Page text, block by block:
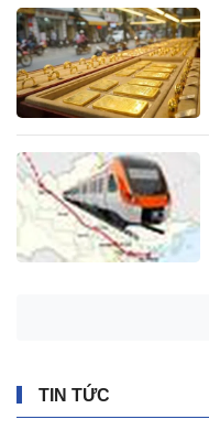
TIN TỨC